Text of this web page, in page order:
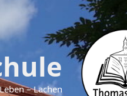
– Lachen